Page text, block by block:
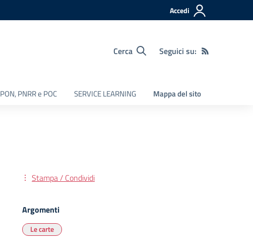
Accedi
Cerca Seguici su:
PON, PNRR e POC SERVICE LEARNING Mappa del sito
Stampa / Condividi
Argomenti
Le carte